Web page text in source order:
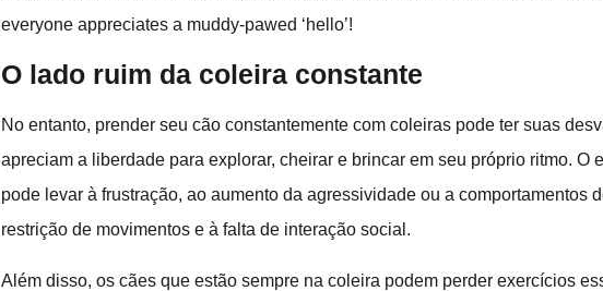
everyone appreciates a muddy-pawed ‘hello’!
O lado ruim da coleira constante
No entanto, prender seu cão constantemente com coleiras pode ter suas
apreciam a liberdade para explorar, cheirar e brincar em seu próprio ritmo. O
pode levar à frustração, ao aumento da agressividade ou a comportamentos
restrição de movimentos e à falta de interação social.
Além disso, os cães que estão sempre na coleira podem perder exercícios